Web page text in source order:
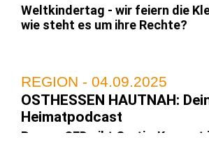
Weltkindertag - wir feiern die
wie steht es um ihre Rechte?
REGION - 04.09.2025
OSTHESSEN HAUTNAH:
Heimatpodcast
Rapper CED gibt Gratis-Konzert